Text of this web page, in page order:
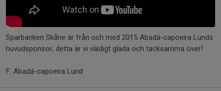
Sparbanken Skåne är från och med 2015 Abadá-capoeira Lunds
huvudsponsor, detta är vi väldigt glada och tacksamma över!
F. Abadá-capoeira Lund